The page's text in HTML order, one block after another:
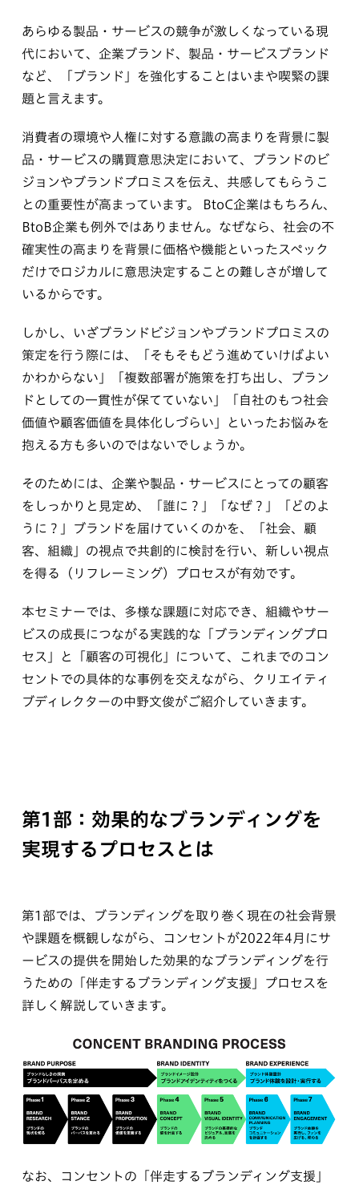
あらゆる製品・サービスの競争が激しくなっている現
代において、企業ブランド、製品・サービスブランド
など、「ブランド」を強化することはいまや喫緊の課
題と言えます。
消費者の環境や人権に対する意識の高まりを背景に製
品・サービスの購買意思決定において、ブランドのビ
ジョンやブランドプロミスを伝え、共感してもらうこ
との重要性が高まっています。 BtoC企業はもちろん、
BtoB企業も例外ではありません。なぜなら、社会の不
確実性の高まりを背景に価格や機能といったスペック
だけでロジカルに意思決定することの難しさが増して
いるからです。
しかし、いざブランドビジョンやブランドプロミスの
策定を行う際には、「そもそもどう進めていけばよい
かわからない」「複数部署が施策を打ち出し、ブラン
ドとしての一貫性が保てていない」「自社のもつ社会
価値や顧客価値を具体化しづらい」といったお悩みを
抱える方も多いのではないでしょうか。
そのためには、企業や製品・サービスにとっての顧客
をしっかりと見定め、「誰に？」「なぜ？」「どのよ
うに？」ブランドを届けていくのかを、「社会、顧
客、組織」の視点で共創的に検討を行い、新しい視点
を得る（リフレーミング）プロセスが有効です。
本セミナーでは、多様な課題に対応でき、組織やサー
ビスの成長につながる実践的な「ブランディングプロ
セス」と「顧客の可視化」について、これまでのコン
セントでの具体的な事例を交えながら、クリエイティ
ブディレクターの中野文俊がご紹介していきます。
第1部：効果的なブランディングを
実現するプロセスとは
第1部では、ブランディングを取り巻く現在の社会背景
や課題を概観しながら、コンセントが2022年4月にサ
ービスの提供を開始した効果的なブランディングを行
うための「伴走するブランディング支援」プロセスを
詳しく解説していきます。
なお、コンセントの「伴走するブランディング支援」